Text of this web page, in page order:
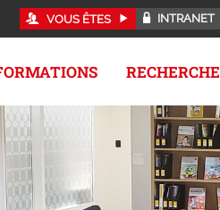
VOUS ÊTES INTRANET
RECHERCHE